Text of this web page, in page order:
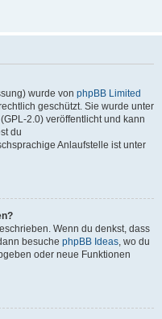
wurde von phpBB Limited
geschützt. Sie wurde unter
2.0) veröffentlicht und kann
du
Anlaufstelle ist unter
Wenn du denkst, dass
besuche phpBB Ideas, wo du
oder neue Funktionen